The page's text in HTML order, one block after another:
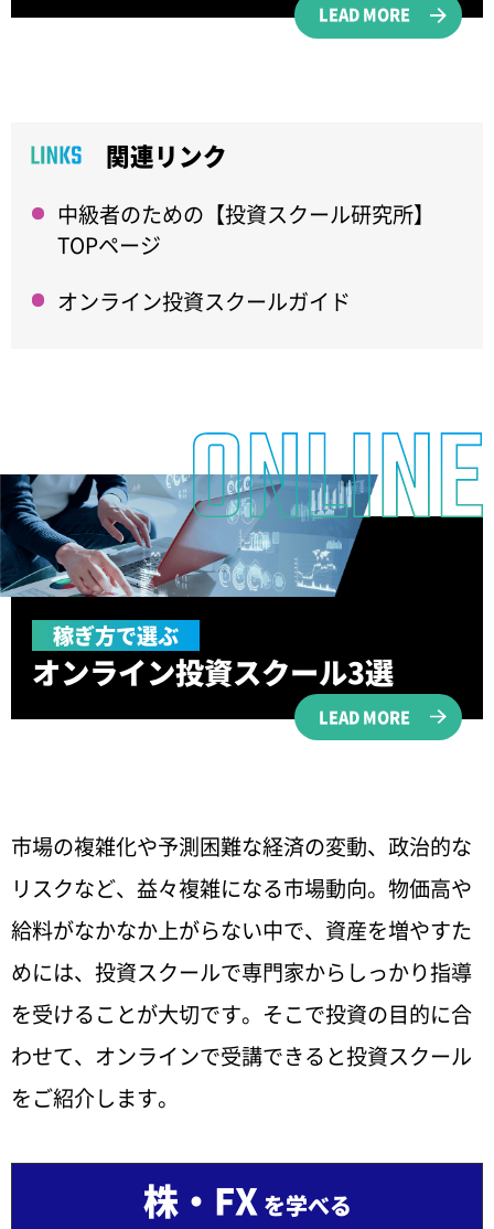
LEAD MORE
関連リンク
中級者のための【投資スクール研究所】
TOPページ
オンライン投資スクールガイド
稼ぎ方で選ぶ
オンライン投資スクール3選
LEAD MORE
市場の複雑化や予測困難な経済の変動、政治的な
リスクなど、益々複雑になる市場動向。物価高や
給料がなかなか上がらない中で、資産を増やすた
めには、投資スクールで専門家からしっかり指導
を受けることが大切です。そこで投資の目的に合
わせて、オンラインで受講できると投資スクール
をご紹介します。
株・FX を学べる